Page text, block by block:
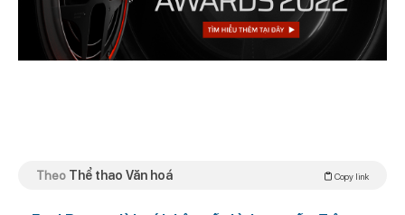
Theo Thể thao Văn hoá Copy link